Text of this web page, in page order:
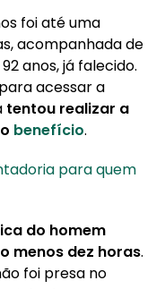
foi até uma
acompanhada de
anos, já falecido.
acessar a
tentou realizar a
benefício.
para quem
do homem
menos dez horas.
foi presa no